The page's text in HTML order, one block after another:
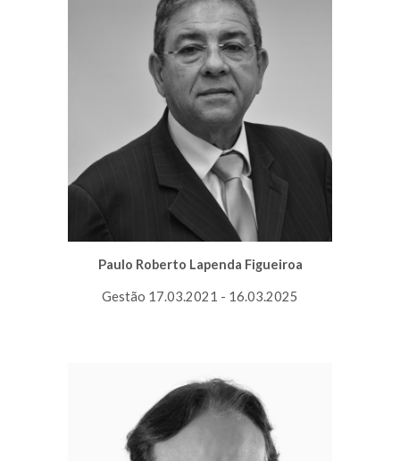
Paulo Roberto Lapenda Figueiroa
Gestão 1 7.03.2021 - 16.03.2025